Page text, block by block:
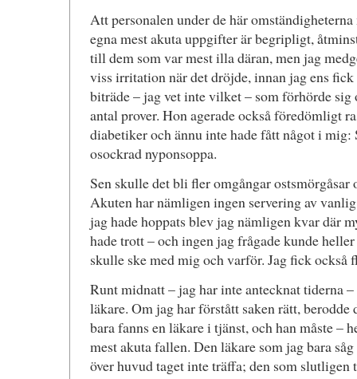
Att personalen under de här
egna mest akuta uppgifter är begripligt,
till dem som var mest illa däran, men jag
viss irritation när det dröjde, innan jag ens
biträde – jag vet inte vilket – som förhörde
antal prover. Hon agerade också föredömligt
diabetiker och ännu inte hade fått något i
osockrad nyponsoppa.
Sen skulle det bli fler omgångar ostsmörgåsar
Akuten har nämligen ingen servering av
jag hade hoppats blev jag nämligen kvar där
hade trott – och ingen jag frågade kunde
skulle ske med mig och varför. Jag fick också
Runt midnatt – jag har inte antecknat tiderna
läkare. Om jag har förstått saken rätt, berodde
bara fanns en läkare i tjänst, och han måste –
mest akuta fallen. Den läkare som jag bara
över huvud taget inte träffa; den som slutligen